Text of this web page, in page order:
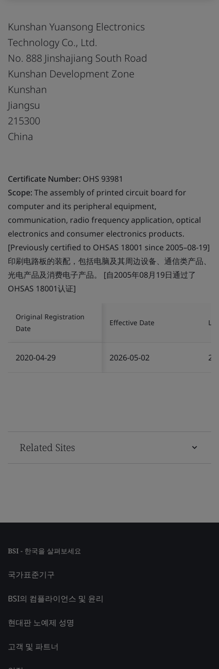
Kunshan Yuansong Electronics
Technology Co., Ltd.
No. 888 Jinshajiang South Road
Kunshan Development Zone
Kunshan
Jiangsu
215300
China
Certificate Number: OHS 93981
Scope:The assembly of printed circuit board for
computer and its peripheral equipment,
communication, radio frequency application, optical
electronics and consumer electronics products.
[Previously certified to OHSAS 18001 since 2005–08-19]
印刷电路板的装配，包括电脑及其周边设备、通信类产品、
光电产品及消费电子产品。 [自2005年08月19日通过了
OHSAS 18001认证]
Original Registration
Date
Effective Date
2020-04-29 2026-05-02
Related Sites
BSI - 한국을 살펴보세요
국가표준기구
BSI의 컴플라이언스 및 윤리
현대판 노예제 성명
고객 및 파트너